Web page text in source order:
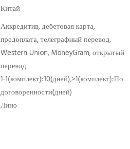
Китай
Аккредитив, дебетовая карта,
предоплата, телеграфный перевод,
Western Union, MoneyGram, открытый
перевод
1-1(комплект):10(дней),>1(комплект):По
договоренности(дней)
Лино